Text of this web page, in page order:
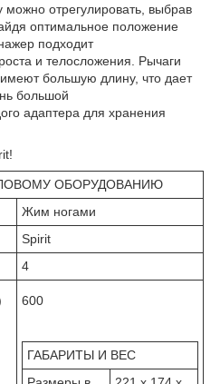
отрегулировать, выбрав
оптимальное положение
подходит
и телосложения. Рычаги
большую длину, что дает
большой
адаптера для хранения
ОБОРУДОВАНИЮ
Жим ногами
Spirit
4
600
ГАБАРИТЫ И ВЕС